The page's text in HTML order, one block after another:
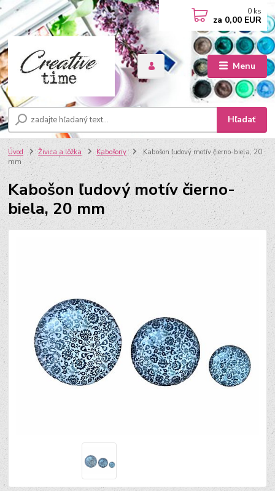
Menu
Hľadať
0 ks
za 0,00 EUR
Úvod Živica a lôžka Kabošony
Kabošon ľudový motív čierno-biela, 20
mm
Kabošon ľudový motív čierno-
biela, 20 mm